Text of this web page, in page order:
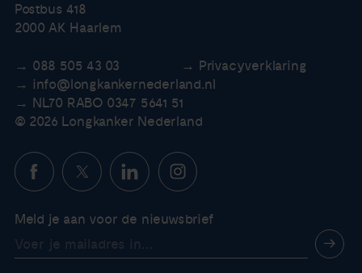
Postbus 418
2000 AK Haarlem
088 505 43 03
Privacyverklaring
info@longkankernederland.nl
NL70 RABO 0347 5641 51
© 2026 Longkanker Nederland
Meld je aan voor de nieuwsbrief